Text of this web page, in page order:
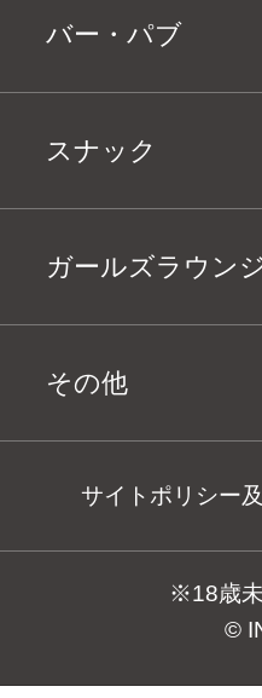
バー・パブ
スナック
ガールズラウン
その他
サイトポリシー
※18歳
©